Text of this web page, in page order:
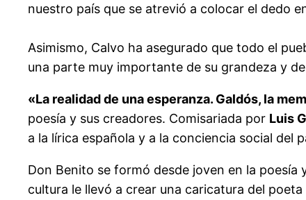
nuestro país que se atrevió a colocar el dedo
Asimismo, Calvo ha asegurado que todo el
una parte muy importante de su grandeza y
«La realidad de una esperanza. Galdós, la
poesía y sus creadores. Comisariada por Luis
a la lírica española y a la conciencia social del
Don Benito se formó desde joven en la
cultura le llevó a crear una caricatura del